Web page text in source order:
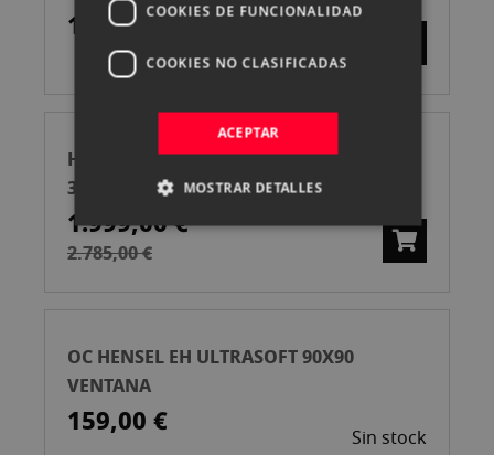
109,00 €
HENSEL FLASH COMPACT MONO MAX
3000
1.999,00 €
2.785,00 €
OC HENSEL EH ULTRASOFT 90X90
VENTANA
159,00 € Sin stock
COOKIES DE FUNCIONALIDAD
COOKIES NO CLASIFICADAS
ACEPTAR
MOSTRAR DETALLES